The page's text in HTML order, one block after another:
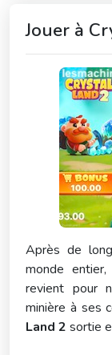
Jouer à
Après de
monde
revient pour
minière à ses
Land 2 sortie